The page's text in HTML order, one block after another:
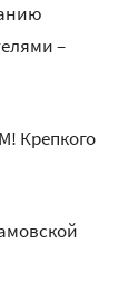
–
Крепкого